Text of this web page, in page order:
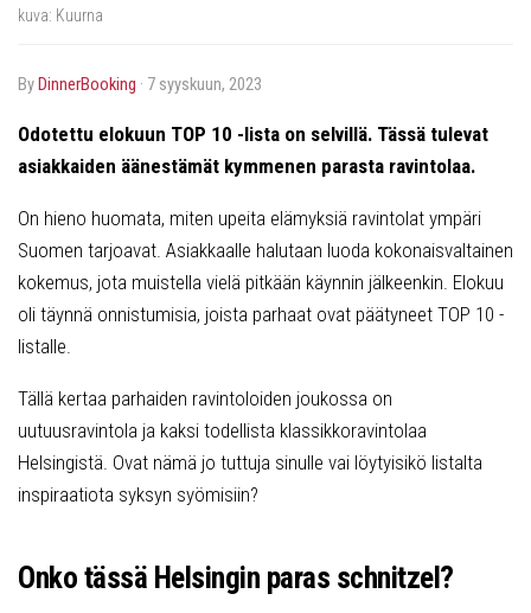
kuva: Kuurna
byDinnerBooking · 7 syyskuun, 2023
Odotettu elokuun TOP 10 -lista on selvillä. Tässä tulevat
asiakkaiden äänestämät kymmenen parasta ravintolaa.
On hieno huomata, miten upeita elämyksiä ravintolat ympäri
Suomen tarjoavat. Asiakkaalle halutaan luoda kokonaisvaltainen
kokemus, jota muistella vielä pitkään käynnin jälkeenkin. Elokuu
oli täynnä onnistumisia, joista parhaat ovat päätyneet TOP 10 -
listalle.
Tällä kertaa parhaiden ravintoloiden joukossa on
uutuusravintola ja kaksi todellista klassikkoravintolaa
Helsingistä. Ovat nämä jo tuttuja sinulle vai löytyisikö listalta
inspiraatiota syksyn syömisiin?
Onko tässä Helsingin paras schnitzel?